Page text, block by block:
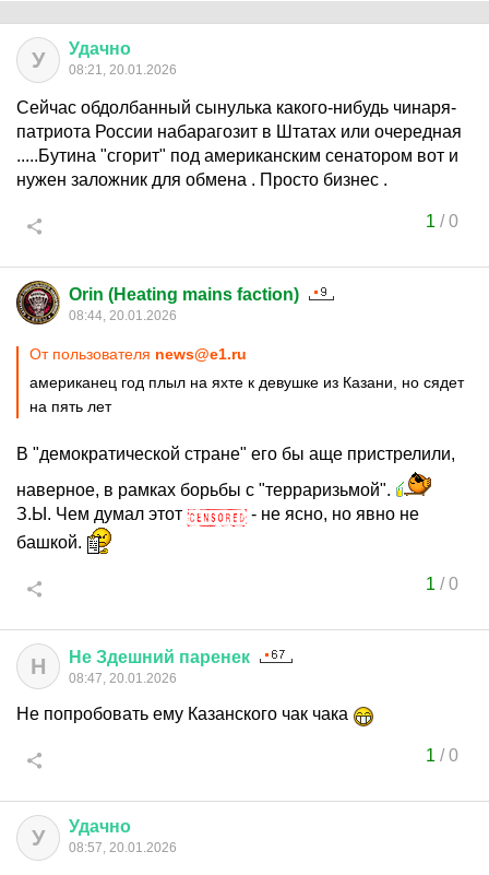
У Удачно
08:21, 20.01.2026
Сейчас обдолбанный сынулька какого-нибудь чинаря-
патриота России набарагозит в Штатах или очередная
.....Бутина "сгорит" под американским сенатором вот и
нужен заложник для обмена . Просто бизнес .
1 /0
Orin (Heating mains faction)
08:44, 20.01.2026
От пользователя news@e1.ru
американец год плыл на яхте к девушке из Казани, но сядет
на пять лет
В "демократической стране" его бы аще пристрелили,
наверное, в рамках борьбы с "терраризьмой".
З.Ы. Чем думал этот
- не ясно, но явно не
башкой.
1 /0
Н Не Здешний паренек
08:47, 20.01.2026
Не попробовать ему Казанского чак чака
1 /0
У Удачно
08:57, 20.01.2026